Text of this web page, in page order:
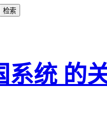
系统 的